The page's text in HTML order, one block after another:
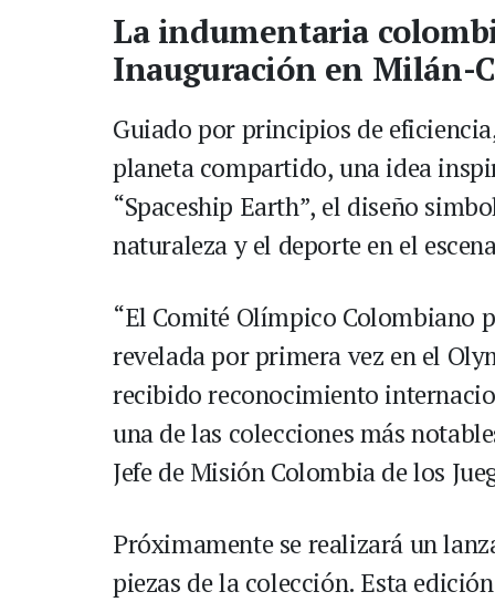
La indumentaria
Inauguración en Milán-
Guiado por principios de
planeta compartido, una idea
“Spaceship Earth”, el diseño
naturaleza y el deporte en el
“El Comité Olímpico Colombiano
revelada por primera vez en el
recibido reconocimiento
una de las colecciones más
Jefe de Misión Colombia de los
Próximamente se realizará un
piezas de la colección. Esta